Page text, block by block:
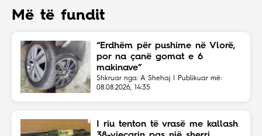
Më të fundit
“Erdhëm për pushime në Vlorë,
por na çanë gomat e 6
makinave”
Shkruar nga: A Shehaj | Publikuar më:
08.08.2026, 14:35
I riu tenton të vrasë me kallash